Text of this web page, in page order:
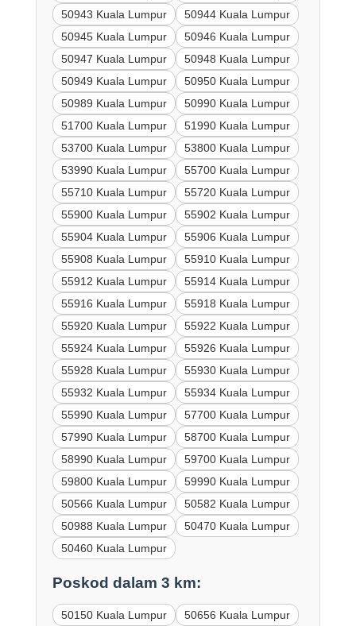
50943 Kuala Lumpur
50944 Kuala Lumpur
50945 Kuala Lumpur
50946 Kuala Lumpur
50947 Kuala Lumpur
50948 Kuala Lumpur
50949 Kuala Lumpur
50950 Kuala Lumpur
50989 Kuala Lumpur
50990 Kuala Lumpur
51700 Kuala Lumpur
51990 Kuala Lumpur
53700 Kuala Lumpur
53800 Kuala Lumpur
53990 Kuala Lumpur
55700 Kuala Lumpur
55710 Kuala Lumpur
55720 Kuala Lumpur
55900 Kuala Lumpur
55902 Kuala Lumpur
55904 Kuala Lumpur
55906 Kuala Lumpur
55908 Kuala Lumpur
55910 Kuala Lumpur
55912 Kuala Lumpur
55914 Kuala Lumpur
55916 Kuala Lumpur
55918 Kuala Lumpur
55920 Kuala Lumpur
55922 Kuala Lumpur
55924 Kuala Lumpur
55926 Kuala Lumpur
55928 Kuala Lumpur
55930 Kuala Lumpur
55932 Kuala Lumpur
55934 Kuala Lumpur
55990 Kuala Lumpur
57700 Kuala Lumpur
57990 Kuala Lumpur
58700 Kuala Lumpur
58990 Kuala Lumpur
59700 Kuala Lumpur
59800 Kuala Lumpur
59990 Kuala Lumpur
50566 Kuala Lumpur
50582 Kuala Lumpur
50988 Kuala Lumpur
50470 Kuala Lumpur
50460 Kuala Lumpur
Poskod dalam 3 km:
50150 Kuala Lumpur 50656 Kuala Lumpur